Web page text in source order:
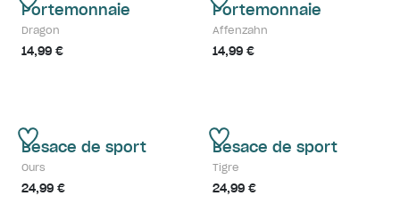
Portemonnaie
Dragon
14,99 €
Portemonnaie
Affenzahn
14,99 €
Besace de sport
Ours
24,99 €
Besace de sport
Tigre
24,99 €